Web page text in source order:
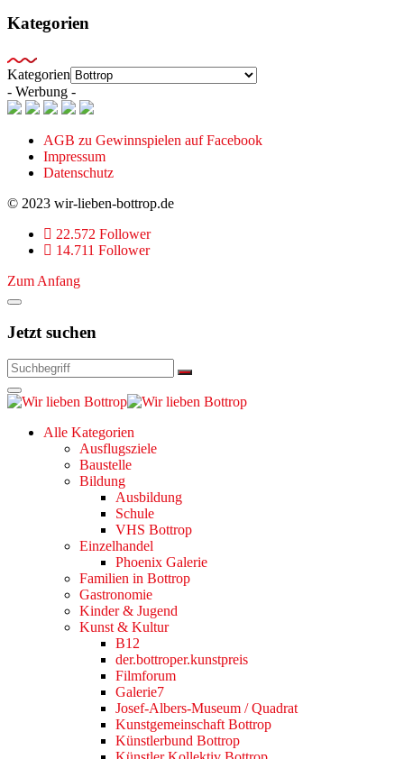
Kategorien
Kategorien
- Werbung -
AGB zu Gewinnspielen auf Facebook
Impressum
Datenschutz
© 2023 wir-lieben-bottrop.de
22.572 Follower
14.711 Follower
Zum Anfang
Jetzt suchen
Alle Kategorien
Ausflugsziele
Baustelle
Bildung
Ausbildung
Schule
VHS Bottrop
Einzelhandel
Phoenix Galerie
Familien in Bottrop
Gastronomie
Kinder & Jugend
Kunst & Kultur
B12
der.bottroper.kunstpreis
Filmforum
Galerie7
Josef-Albers-Museum / Quadrat
Kunstgemeinschaft Bottrop
Künstlerbund Bottrop